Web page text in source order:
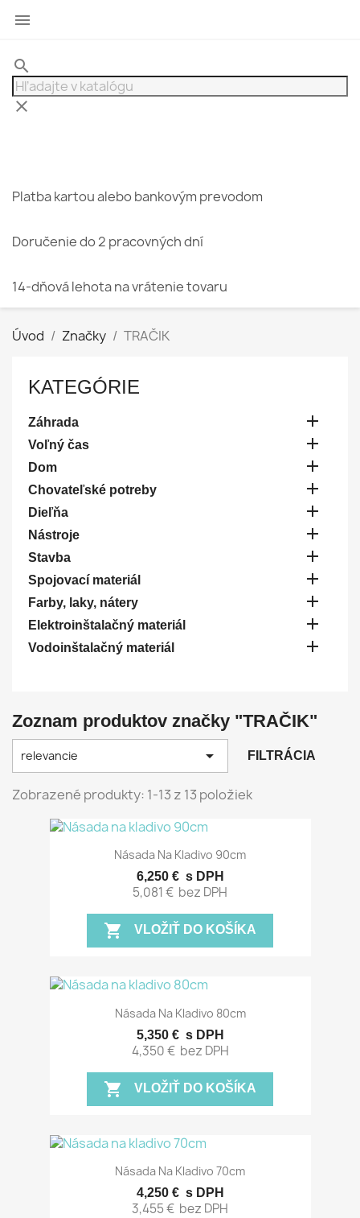

search
clear
Platba kartou alebo bankovým prevodom
Doručenie do 2 pracovných dní
14-dňová lehota na vrátenie tovaru
Úvod Značky TRAČIK
KATEGÓRIE
Záhrada 
Voľný čas 
Dom 
Chovateľské potreby 
Dieľňa 
Nástroje 
Stavba 
Spojovací materiál 
Farby, laky, nátery 
Elektroinštalačný materiál 
Vodoinštalačný materiál 
Zoznam produktov značky "TRAČIK"
relevancie  FILTRÁCIA
Zobrazené produkty: 1-13 z 13 položiek
Násada Na Kladivo 90cm
6,250 € s DPH
5,081 € bez DPH
shopping_cart VLOŽIŤ DO KOŠÍKA
Násada Na Kladivo 80cm
5,350 € s DPH
4,350 € bez DPH
shopping_cart VLOŽIŤ DO KOŠÍKA
Násada Na Kladivo 70cm
4,250 € s DPH
3,455 € bez DPH